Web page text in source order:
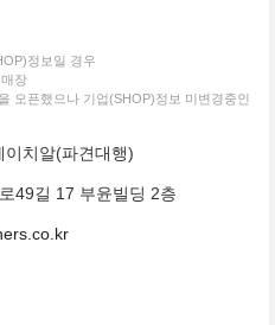
정보일 경우
장
오픈했으나 기업(SHOP)정보 미변경중인
치알(파견대행)
49길 17 부윤빌딩 2층